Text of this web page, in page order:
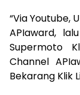
“Via Youtube,
APIaward,
Supermoto
Channel
Bekarang Klik